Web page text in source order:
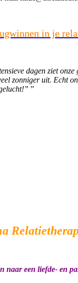
in je
dagen ziet onze
zonniger uit. Echt
naar een liefde- en